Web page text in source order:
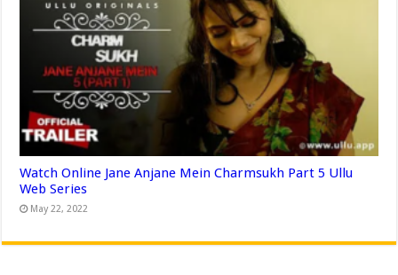
Watch Online Jane Anjane Mein Charmsukh Part 5 Ullu
Web Series
May 22, 2022